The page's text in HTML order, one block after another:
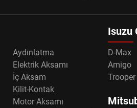
Aydınlatma
Elektrik Aksamı
İç Aksam
Kilit-Kontak
Motor Aksamı
Isuzu
D-Max
Amigo
Trooper